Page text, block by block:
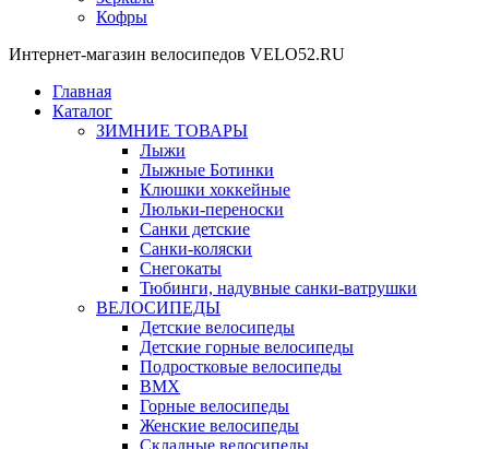
Кофры
Интернет-магазин велосипедов VELO52.RU
Главная
Каталог
ЗИМНИЕ ТОВАРЫ
Лыжи
Лыжные Ботинки
Клюшки хоккейные
Люльки-переноски
Санки детские
Санки-коляски
Снегокаты
Тюбинги, надувные санки-ватрушки
ВЕЛОСИПЕДЫ
Детские велосипеды
Детские горные велосипеды
Подростковые велосипеды
BMX
Горные велосипеды
Женские велосипеды
Складные велосипеды